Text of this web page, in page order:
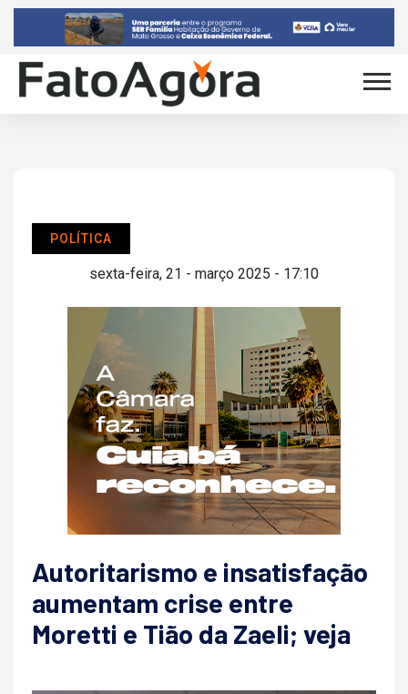
POLÍTICA
sexta-feira, 21 - março 2025 - 17:10
Autoritarismo e insatisfação
aumentam crise entre
Moretti e Tião da Zaeli; veja